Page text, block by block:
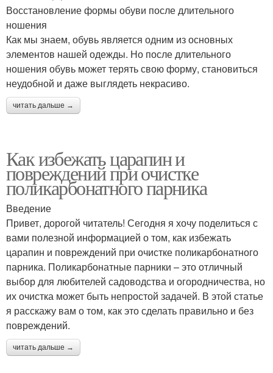
Восстановление формы обуви после длительного
ношения
Как мы знаем, обувь является одним из основных
элементов нашей одежды. Но после длительного
ношения обувь может терять свою форму, становиться
неудобной и даже выглядеть некрасиво.
читать дальше →
Как избежать царапин и
повреждений при очистке
поликарбонатного парника
Введение
Привет, дорогой читатель! Сегодня я хочу поделиться с
вами полезной информацией о том, как избежать
царапин и повреждений при очистке поликарбонатного
парника. Поликарбонатные парники – это отличный
выбор для любителей садоводства и огородничества, но
их очистка может быть непростой задачей. В этой статье
я расскажу вам о том, как это сделать правильно и без
повреждений.
читать дальше →